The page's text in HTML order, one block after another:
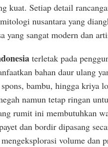
kuat. Setiap detail
nusantara yang
yang sangat modern dan
terletak pada
bahan daur ulang
bambu, hingga kriya
namun tetap ringan
rumit ini membutuhkan
dan bordir dipasang
volume dan